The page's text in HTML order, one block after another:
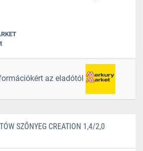
az eladótól
SZŐNYEG CREATION 1,4/2,0